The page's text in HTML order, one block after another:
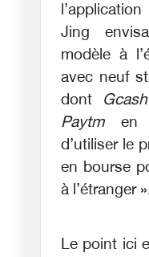
l’application
Jing
modèle à
avec neuf
dont Gcash
Paytmen
d’utiliser le
en bourse
à l’étranger
Le point ici